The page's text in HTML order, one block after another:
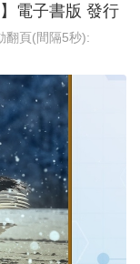
電子書版 發行
翻頁(間隔5秒):